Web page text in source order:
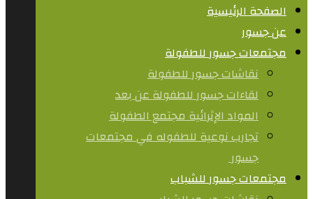
الصفحة الرئيسية
عن جسور
مجتمعات جسور للطفولة
نقاشات جسور للطفولة
لقاءات جسور للطفولة عن بعد
المواد الإثرائية مجتمع الطفولة
تجارب نوعية للطفوله في مجتمعات
جسور ​
مجتمعات جسور للشباب